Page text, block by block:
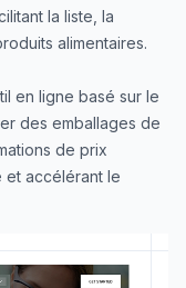
la liste, la
alimentaires.
en ligne basé sur le
des emballages de
de prix
et accélérant le